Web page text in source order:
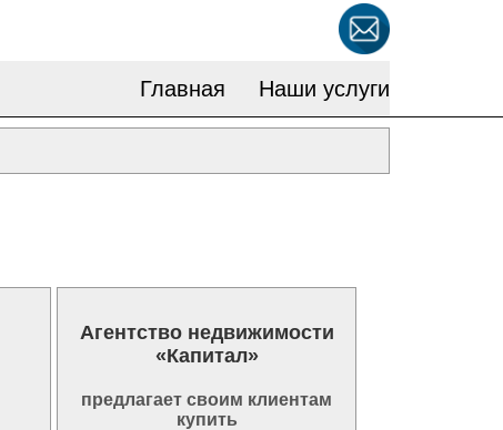
Главная Наши услуги
Агентство недвижимости
«Капитал»
предлагает своим клиентам
купить